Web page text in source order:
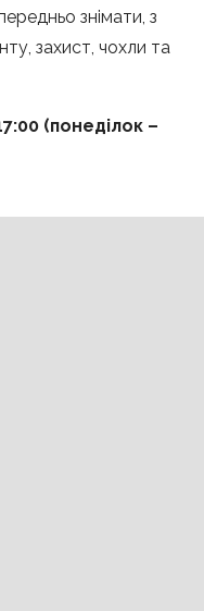
знімати, з
захист, чохли та
(понеділок –